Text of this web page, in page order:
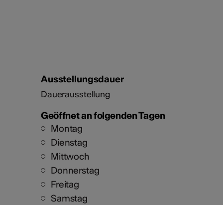
Ausstellungsdauer
Dauerausstellung
Geöffnet an folgenden Tagen
Montag
Dienstag
Mittwoch
Donnerstag
Freitag
Samstag